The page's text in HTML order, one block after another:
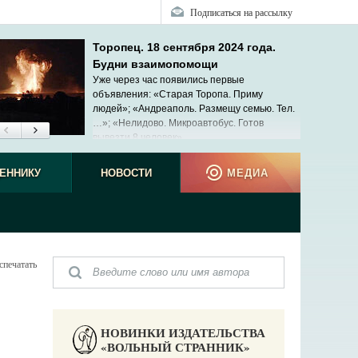
Подписаться на рассылку
Торопец. 18 сентября 2024 года.
Будни взаимопомощи
Уже через час появились первые
объявления: «Старая Торопа. Приму
людей»; «Андреаполь. Размещу семью. Тел.
…»; «Нелидово. Микроавтобус. Готов
вывезти 8 человек»...
НОВОСТИ МЕДИА
НОВИНКИ ИЗДАТЕЛЬСТВА
«ВОЛЬНЫЙ СТРАННИК»